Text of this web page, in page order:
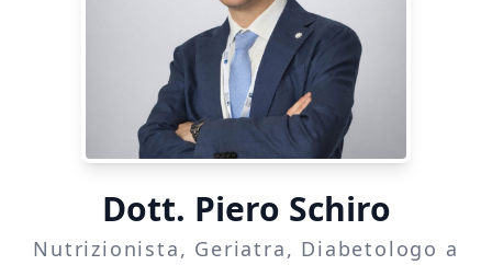
Dott. Piero Schiro
Nutrizionista, Geriatra, Diabetologo a